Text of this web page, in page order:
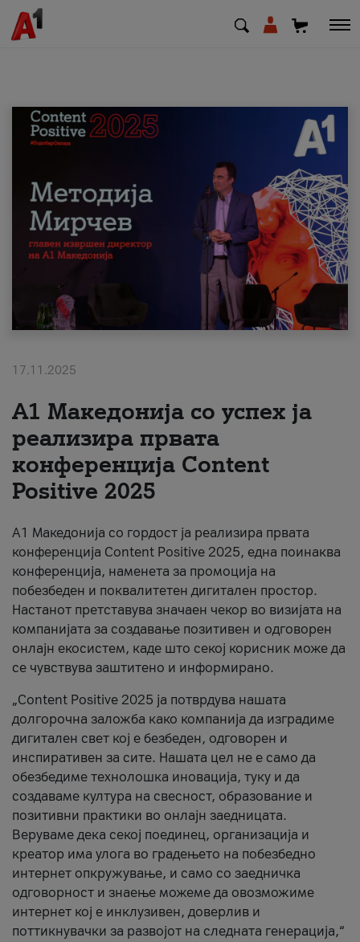
МК EN
Приватни Деловни
Поддршка
Надополни кредит
#ПодобарОнлајн
17.11.2025
А1 Македонија со успех ја
реализира првата
конференција Content
Positive 2025
А1 Македонија со гордост ја реализира првата
конференција Content Positive 2025, една поинаква
конференција, наменета за промоција на
побезбеден и поквалитетен дигитален простор.
Настанот претставува значаен чекор во визијата на
компанијата за создавање позитивен и одговорен
онлајн екосистем, каде што секој корисник може да
се чувствува заштитено и информирано.
„Content Positive 2025 ја потврдува нашата
долгорочна заложба како компанија да изградиме
дигитален свет кој е безбеден, одговорен и
инспиративен за сите. Нашата цел не е само да
обезбедиме технолошка иновација, туку и да
создаваме култура на свесност, образование и
позитивни практики во онлајн заедницата.
Веруваме дека секој поединец, организација и
креатор има улога во градењето на побезбедно
интернет опкружување, и само со заедничка
одговорност и знаење можеме да овозможиме
интернет кој е инклузивен, доверлив и
поттикнувачки за развојот на следната генерација,“